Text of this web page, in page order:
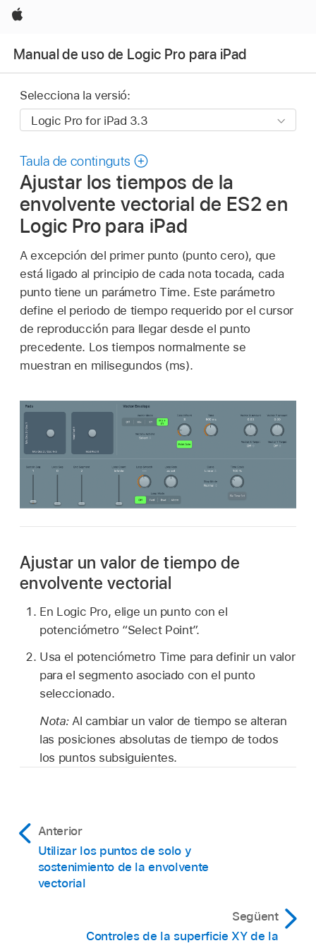
Apple
Manual de uso de Logic Pro para iPad
Selecciona la versió:
Taula de continguts
Ajustar los tiempos de la
envolvente vectorial de ES2 en
Logic Pro para iPad
A excepción del primer punto (punto cero), que
está ligado al principio de cada nota tocada, cada
punto tiene un parámetro Time. Este parámetro
define el periodo de tiempo requerido por el cursor
de reproducción para llegar desde el punto
precedente. Los tiempos normalmente se
muestran en milisegundos (ms).
Ajustar un valor de tiempo de
envolvente vectorial
En Logic Pro, elige un punto con el
potenciómetro “Select Point”.
Usa el potenciómetro Time para definir un valor
para el segmento asociado con el punto
seleccionado.
Nota: Al cambiar un valor de tiempo se alteran
las posiciones absolutas de tiempo de todos
los puntos subsiguientes.
Anterior
Utilizar los puntos de solo y
sostenimiento de la envolvente
vectorial
Següent
Controles de la superficie XY de la